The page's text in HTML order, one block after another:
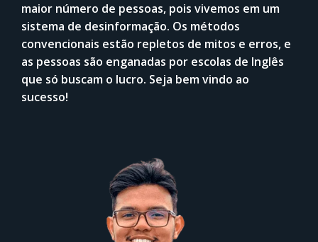
maior número de pessoas, pois vivemos em um
sistema de desinformação. Os métodos
convencionais estão repletos de mitos e erros, e
as pessoas são enganadas por escolas de Inglês
que só buscam o lucro. Seja bem vindo ao
sucesso!